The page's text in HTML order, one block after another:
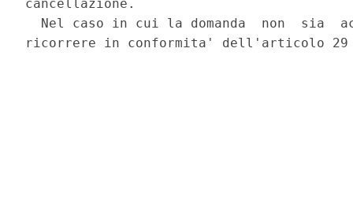
cancellazione.
Nel caso in cui la domanda  non  sia